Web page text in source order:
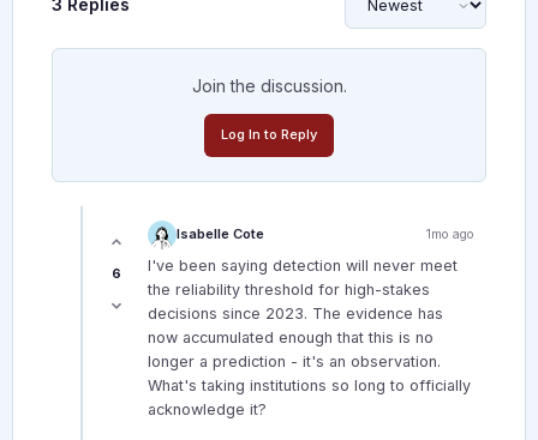
3 Replies
Join the discussion.
Log In to Reply
6
Isabelle Cote 1mo ago
I've been saying detection will never meet
the reliability threshold for high-stakes
decisions since 2023. The evidence has
now accumulated enough that this is no
longer a prediction - it's an observation.
What's taking institutions so long to officially
acknowledge it?